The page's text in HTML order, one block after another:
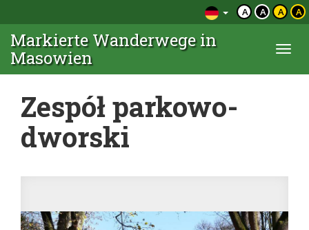
A A A A
Markierte Wanderwege in
Masowien
Zespół parkowo-
dworski